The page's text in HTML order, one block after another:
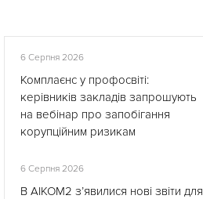
6 Серпня 2026
Комплаєнс у профосвіті:
керівників закладів запрошують
на вебінар про запобігання
корупційним ризикам
6 Серпня 2026
В АІКОМ2 з’явилися нові звіти для